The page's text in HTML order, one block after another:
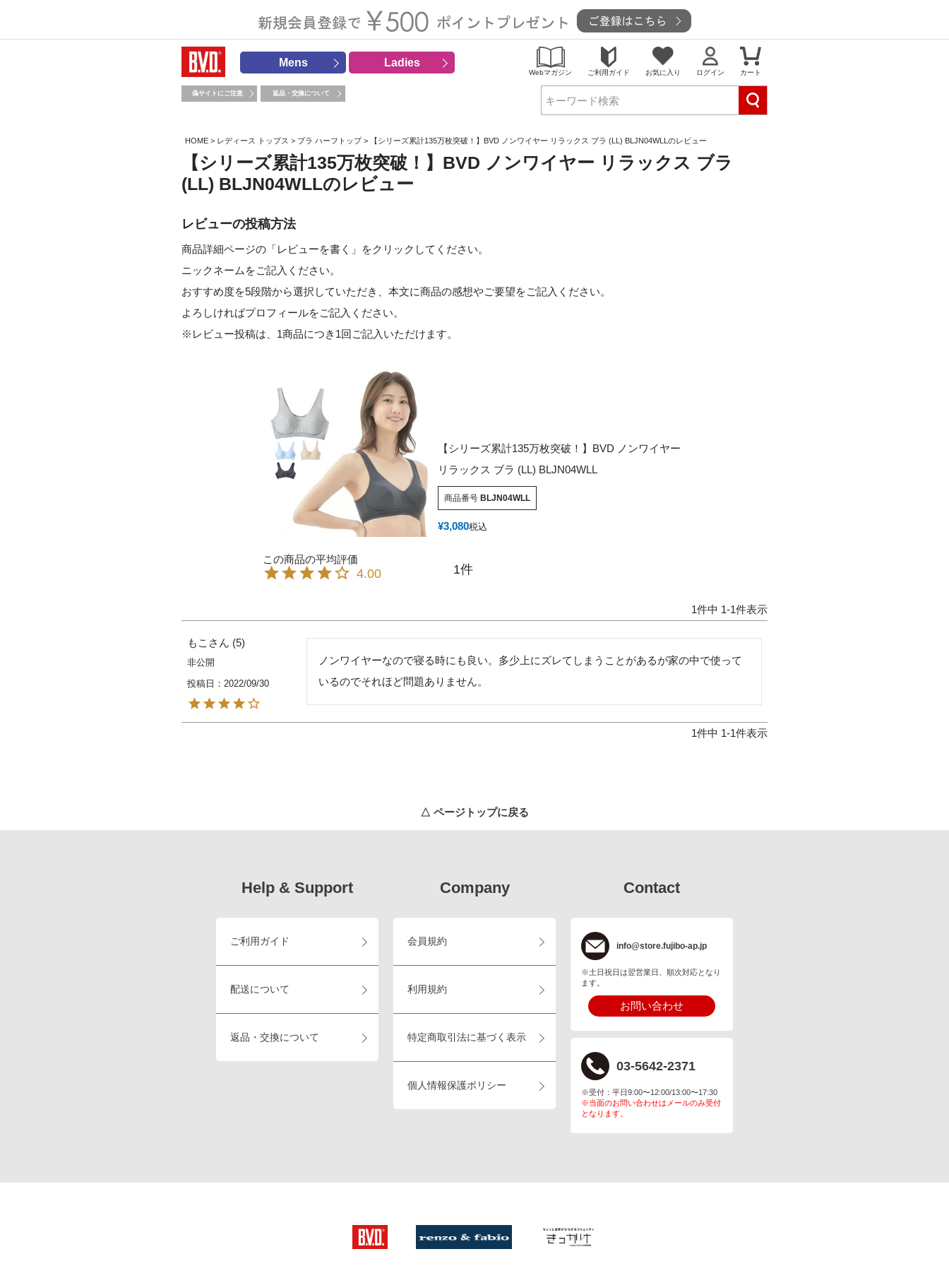
Mens Ladies
Webマガジン ご利用ガイド お気に入り ログイン カート
偽サイトにご注意 返品・交換について
HOME レディース トップス ブラ ハーフトップ 【シリーズ累計135万枚突破！】BVD ノンワイヤー リラックス ブラ (LL) BLJN04WLLのレビュー
【シリーズ累計135万枚突破！】BVD ノンワイヤー リラックス ブラ
(LL) BLJN04WLLのレビュー
レビューの投稿方法
商品詳細ページの「レビューを書く」をクリックしてください。
ニックネームをご記入ください。
おすすめ度を5段階から選択していただき、本文に商品の感想やご要望をご記入ください。
よろしければプロフィールをご記入ください。
※レビュー投稿は、1商品につき1回ご記入いただけます。
【シリーズ累計135万枚突破！】BVD ノンワイヤー
リラックス ブラ (LL) BLJN04WLL
商品番号 BLJN04WLL
¥3,080税込
4.00 1
1件中 1-1件表示
もこ 5
非公開
投稿日
2022/09/30
ノンワイヤーなので寝る時にも良い。多少上にズレてしまうことがあるが家の中で使って
いるのでそれほど問題ありません。
1件中 1-1件表示
△ ページトップに戻る
Help & Support
ご利用ガイド
配送について
返品・交換について
Company
会員規約
利用規約
特定商取引法に基づく表示
個人情報保護ポリシー
Contact
info@store.fujibo-ap.jp
※土日祝日は翌営業日、順次対応となり
ます。
お問い合わせ
03-5642-2371
※受付：平日9:00〜12:00/13:00〜17:30
※当面のお問い合わせはメールのみ受付
となります。